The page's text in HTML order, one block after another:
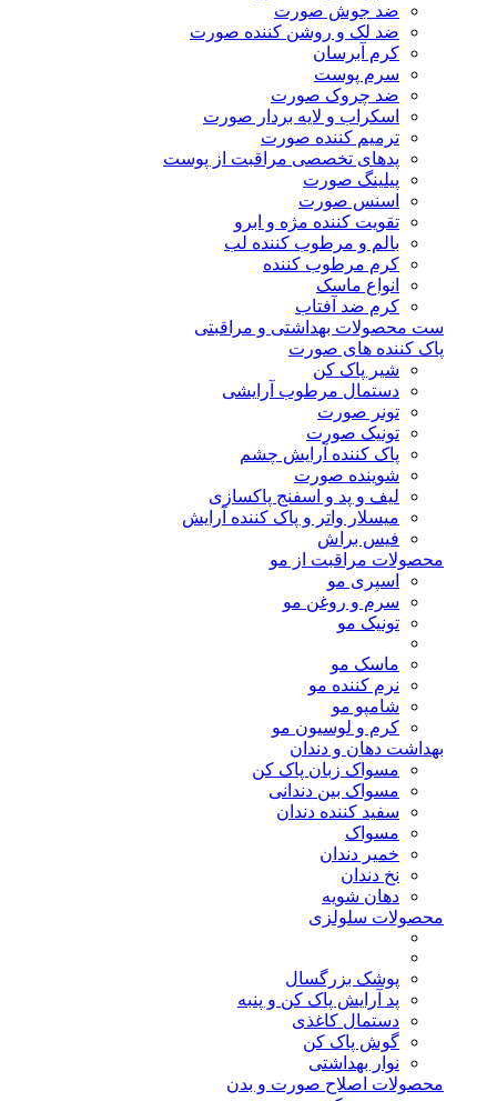
ضد جوش صورت
ضد لک و روشن کننده صورت
کرم آبرسان
سرم پوست
ضد چروک صورت
اسکراب و لایه بردار صورت
ترمیم کننده صورت
پدهای تخصصی مراقبت از پوست
پیلینگ صورت
اسنس صورت
تقویت کننده مژه و ابرو
بالم و مرطوب کننده لب
کرم مرطوب کننده
انواع ماسک
کرم ضد آفتاب
ست محصولات بهداشتی و مراقبتی
پاک کننده های صورت
شیر پاک کن
دستمال مرطوب آرایشی
تونر صورت
تونیک صورت
پاک کننده آرایش چشم
شوینده صورت
لیف و پد و اسفنج پاکسازی
میسلار واتر و پاک کننده آرایش
فیس براش
محصولات مراقبت از مو
اسپری مو
سرم و روغن مو
تونیک مو
ماسک مو
نرم کننده مو
شامپو مو
کرم و لوسیون مو
بهداشت دهان و دندان
مسواک زبان پاک کن
مسواک بین دندانی
سفید کننده دندان
مسواک
خمیر دندان
نخ دندان
دهان شویه
محصولات سلولزی
پوشک بزرگسال
پد آرایش پاک کن و پنبه
دستمال کاغذی
گوش پاک کن
نوار بهداشتی
محصولات اصلاح صورت و بدن